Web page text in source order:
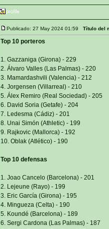
Publicado: 27 May 2024 01:59 Título del
Top 10 porteros
1. Gazzaniga (Girona) - 229
2. Álvaro Valles (Las Palmas) - 220
3. Mamardashvili (Valencia) - 212
4. Jorgensen (Villarreal) - 210
5. Álex Remiro (Real Sociedad) - 205
6. David Soria (Getafe) - 204
7. Ledesma (Cádiz) - 201
8. Unai Simón (Athletic) - 199
9. Rajkovic (Mallorca) - 192
10. Oblak (Atlético) - 190
Top 10 defensas
1. Joao Cancelo (Barcelona) - 201
2. Lejeune (Rayo) - 199
3. Eric García (Girona) - 195
4. Mingueza (Celta) - 190
5. Koundé (Barcelona) - 189
6. Sergi Cardona (Las Palmas) - 187